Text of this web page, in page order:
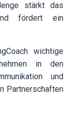
stärkt das
fördert ein
wichtige
in den
und
Partnerschaften